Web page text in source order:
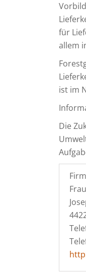
für
allem
ist im
Die